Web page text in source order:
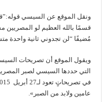
ونقل الموقع عن السيسي
قسمًا بالله العظيم لو
مُضيفًا “لن تجدوني ثانية واحدة
ويقول الموقع أن تصريحات
التي حددها السيسي لصبر
عامين ولابد من الصبر».